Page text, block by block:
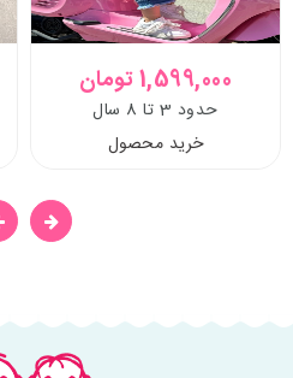
1,599,000 تومان
حدود 3 تا 8 سال
خرید محصول